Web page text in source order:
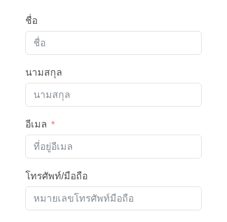
ชื่อ
นามสกุล
อีเมล
โทรศัพท์/มือถือ